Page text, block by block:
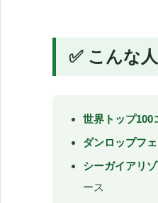
✅ こんな
世界トップ100
ダンロップフ
シーガイアリ
ース